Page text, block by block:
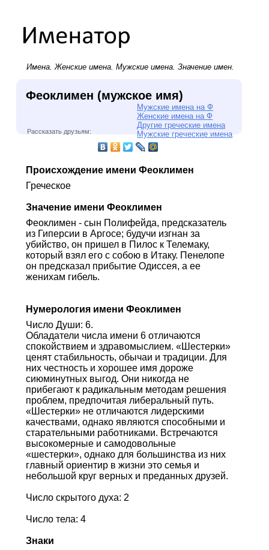
Имена.Женские имена. Мужские имена. Значение имен.
Феоклимен (мужское имя)
Мужские имена на Ф
Женские имена на Ф
Другие греческие имена
Мужские греческие имена
Рассказать друзьям:
Происхождение имени Феоклимен
Греческое
Значение имени Феоклимен
Феоклимен - сын Полифейда, предсказатель
из Гиперсии в Аргосе; будучи изгнан за
убийство, он пришел в Пилос к Телемаку,
который взял его с собою в Итаку. Пенелопе
он предсказал прибытие Одиссея, а ее
женихам гибель.
Нумерология имени Феоклимен
Число Души: 6.
Обладатели числа имени 6 отличаются
спокойствием и здравомыслием. «Шестерки»
ценят стабильность, обычаи и традиции. Для
них честность и хорошее имя дороже
сиюминутных выгод. Они никогда не
прибегают к радикальным методам решения
проблем, предпочитая либеральный путь.
«Шестерки» не отличаются лидерскими
качествами, однако являются способными и
старательными работниками. Встречаются
высокомерные и самодовольные
«шестерки», однако для большинства из них
главный ориентир в жизни это семья и
небольшой круг верных и преданных друзей.
Число скрытого духа: 2
Число тела: 4
Знаки